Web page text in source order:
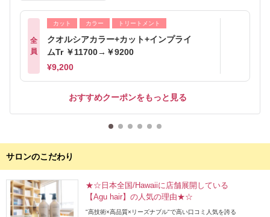
全
員
カット カラー トリートメント
クオルシアカラー+カット+インプライ
ムTr ￥11700→￥9200
¥9,200
おすすめクーポンをもっと見る
サロンのこだわり
★☆日本全国/Hawaiiに店舗展開している
【Agu hair】の人気の理由★☆
"高技術×高品質×リーズナブル"で高い口コミ人気を誇る